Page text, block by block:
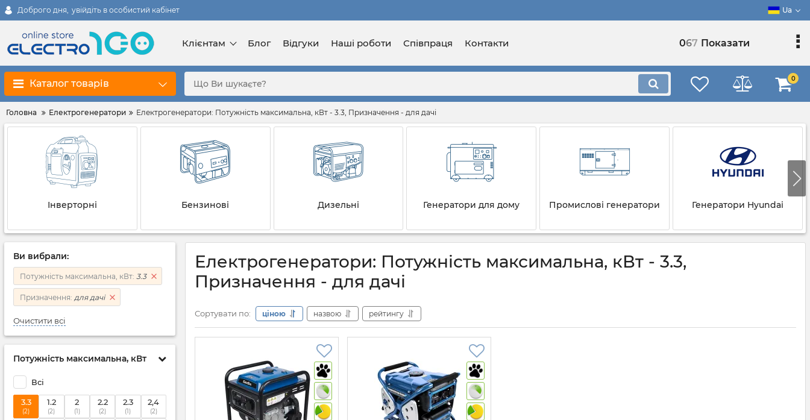
Доброго дня, увійдіть в особистий кабінет Ua
Клієнтам Блог Відгуки Наші роботи Співпраця Контакти 067 Показати
Каталог товарів 0
Головна Електрогенератори Електрогенератори: Потужність максимальна, кВт - 3.3, Призначення - для дачі
Інверторні Бензинові Дизельні Генератори для дому Промислові генератори Генератори Hyundai
Ви вибрали:
Потужність максимальна, кВт: 3.3
Призначення: для дачі
Очистити всі
Потужність максимальна, кВт
Всі
3.3
(2)
1.2
(2)
2
(1)
2.2
(2)
2.3
(1)
2,4
(2)
Електрогенератори: Потужність максимальна, кВт - 3.3,
Призначення - для дачі
Сортувати по: ціною назвою рейтингу